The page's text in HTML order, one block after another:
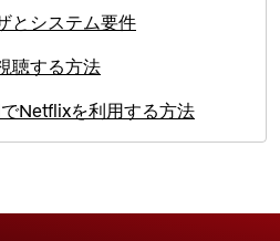
とシステム要件
聴する方法
Netflixを利用する方法